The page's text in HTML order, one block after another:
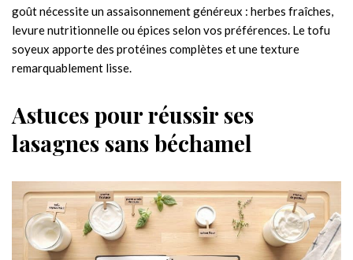
goût nécessite un assaisonnement généreux : herbes fraîches,
levure nutritionnelle ou épices selon vos préférences. Le tofu
soyeux apporte des protéines complètes et une texture
remarquablement lisse.
Astuces pour réussir ses
lasagnes sans béchamel